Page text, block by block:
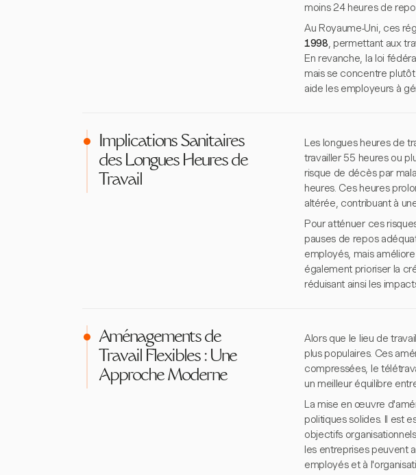
moins 24 heures de
Au Royaume-Uni, ces
1998, permettant aux
En revanche, la loi
mais se concentre
aide les employeurs à
Implications Sanitaires
des Longues Heures de
Travail
Les longues heures de
travailler 55 heures ou
risque de décès par
heures. Ces heures
altérée, contribuant à
Pour atténuer ces
pauses de repos
employés, mais
également prioriser la
réduisant ainsi les
Aménagements de
Travail Flexibles : Une
Approche Moderne
Alors que le lieu de
plus populaires. Ces
compressées, le
un meilleur équilibre
La mise en œuvre
politiques solides. Il est
objectifs
les entreprises peuvent
employés et à